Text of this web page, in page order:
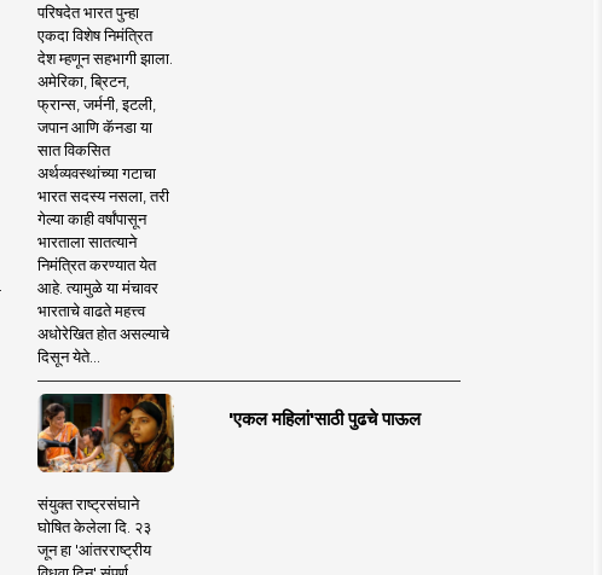
परिषदेत भारत पुन्हा
एकदा विशेष निमंत्रित
देश म्हणून सहभागी झाला.
अमेरिका, ब्रिटन,
फ्रान्स, जर्मनी, इटली,
जपान आणि कॅनडा या
सात विकसित
अर्थव्यवस्थांच्या गटाचा
भारत सदस्य नसला, तरी
गेल्या काही वर्षांपासून
भारताला सातत्याने
निमंत्रित करण्यात येत
आहे. त्यामुळे या मंचावर
भारताचे वाढते महत्त्व
अधोरेखित होत असल्याचे
दिसून येते...
'एकल महिलां'साठी पुढचे पाऊल
संयुक्त राष्ट्रसंघाने
घोषित केलेला दि. २३
जून हा 'आंतरराष्ट्रीय